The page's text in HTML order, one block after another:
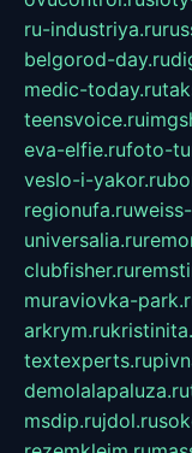
ru-industriya.ru
belgorod-day.ru
medic-today.ru
teensvoice.ru
eva-elfie.rufoto-
veslo-i-yakor.ru
regionufa.ru
universalia.ru
clubfisher.ru
muraviovka-
arkrym.ru
textexperts.ru
demolalapaluza.ru
msdip.rujdol.ru